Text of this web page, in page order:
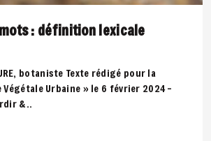
: définition lexicale
botaniste Texte rédigé pour la
Urbaine » le 6 février 2024 –
&..